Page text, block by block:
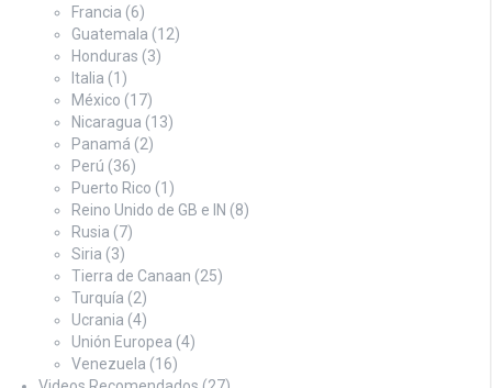
Francia (6)
Guatemala (12)
Honduras (3)
Italia (1)
México (17)
Nicaragua (13)
Panamá (2)
Perú (36)
Puerto Rico (1)
Reino Unido de GB e IN (8)
Rusia (7)
Siria (3)
Tierra de Canaan (25)
Turquía (2)
Ucrania (4)
Unión Europea (4)
Venezuela (16)